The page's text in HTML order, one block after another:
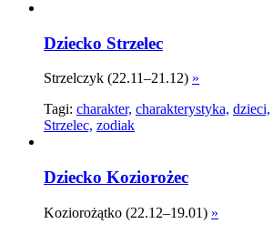
Dziecko Strzelec
Strzelczyk (22.11–21.12) »
Tagi: charakter, charakterystyka, dzieci,
Strzelec, zodiak
Dziecko Koziorożec
Koziorożątko (22.12–19.01) »